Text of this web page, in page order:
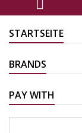

STARTSEITE
BRANDS
PAY WITH